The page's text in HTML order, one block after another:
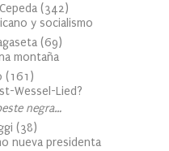
(342)
y socialismo
(69)
montaña
(161 )
Wessel-Lied?
negra…
(38)
nueva presidenta